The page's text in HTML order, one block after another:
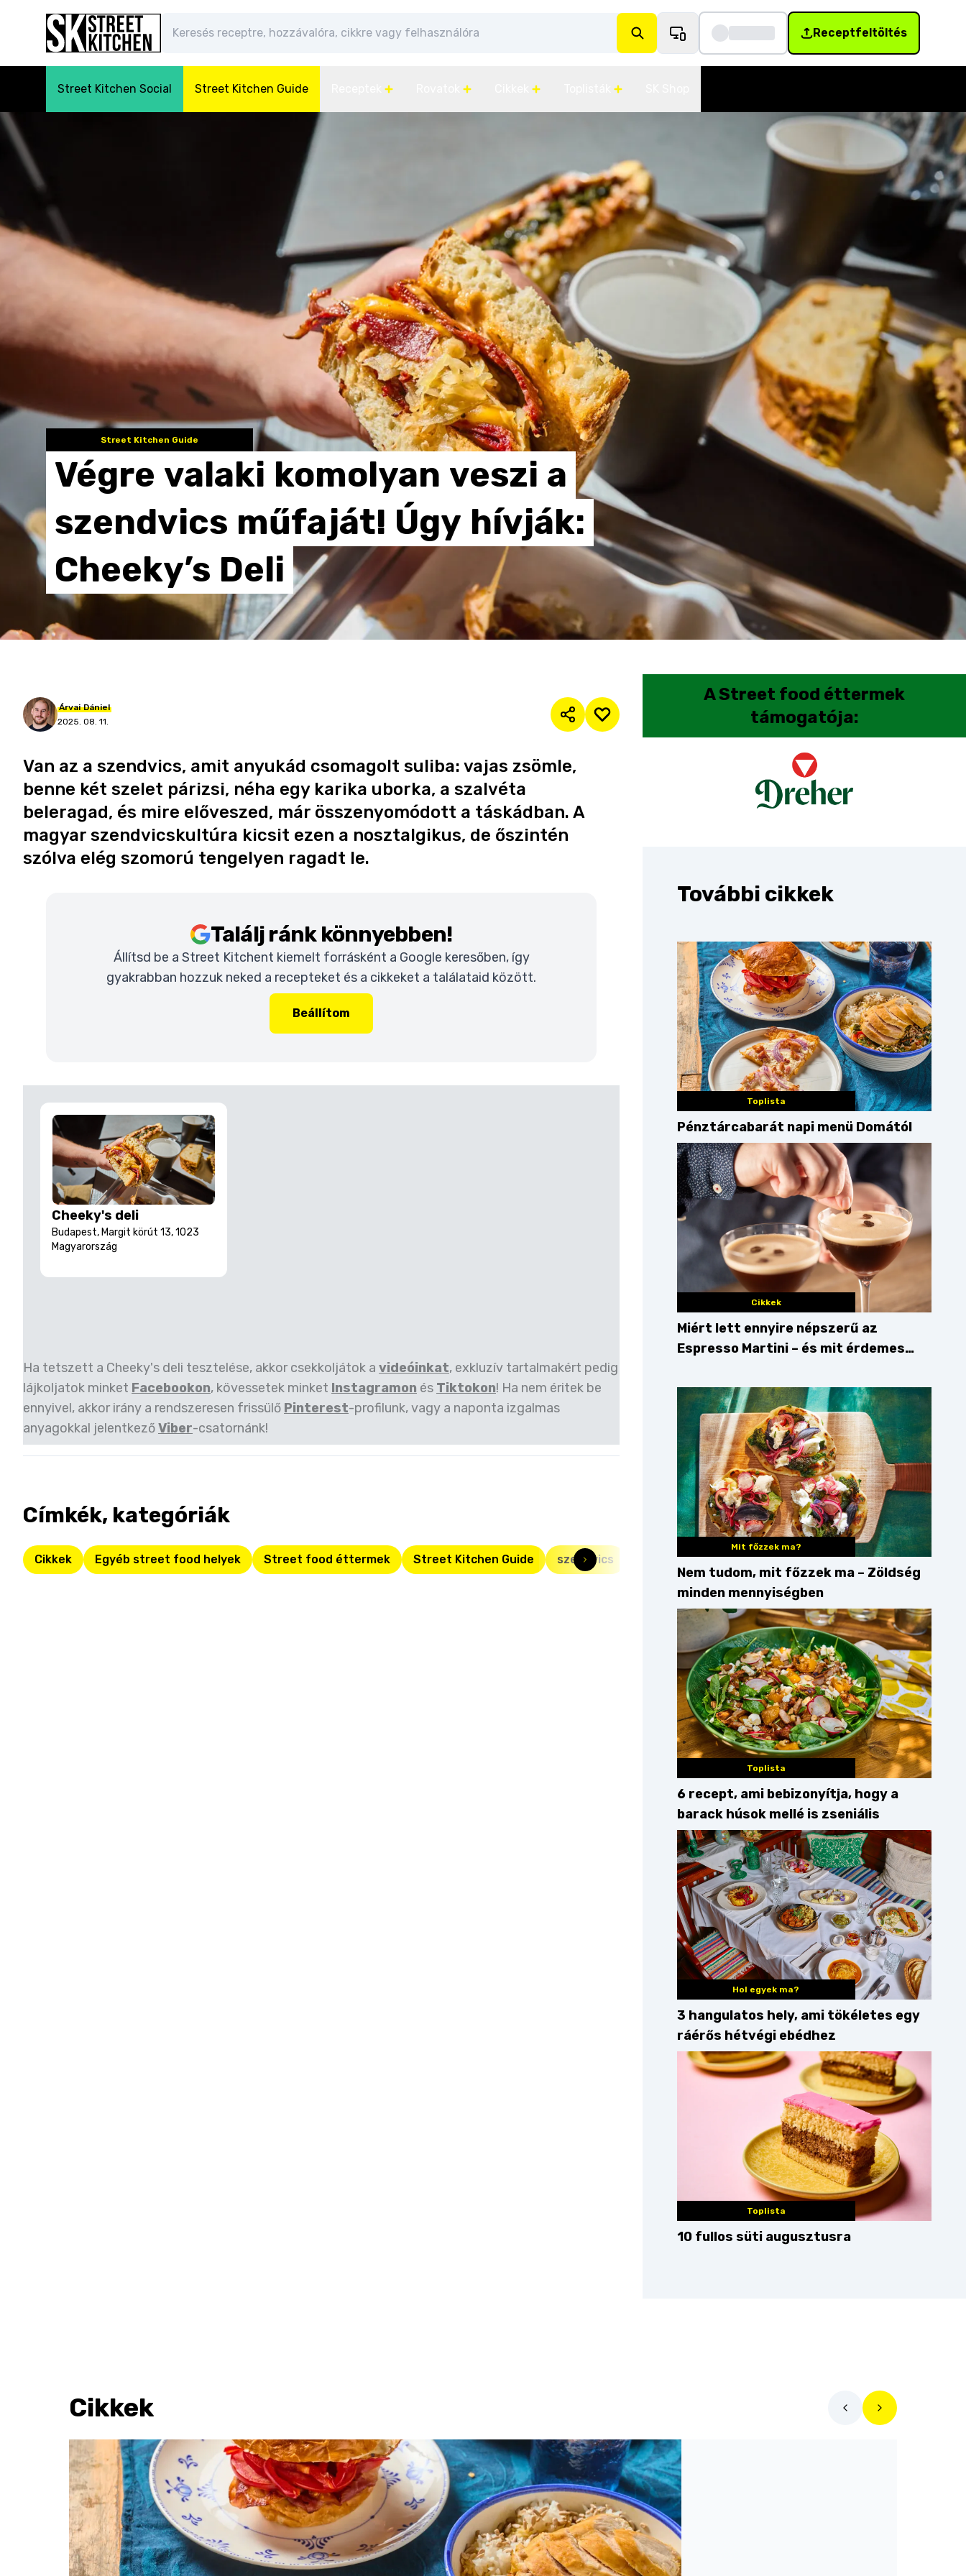
Receptfeltöltés
Street Kitchen Social Street Kitchen Guide
Street Kitchen Guide
Végre valaki komolyan veszi a
szendvics műfaját! Úgy hívják:
Cheeky’s Deli
Árvai Dániel
2025. 08. 11.
Van az a szendvics, amit anyukád csomagolt suliba: vajas zsömle,
benne két szelet párizsi, néha egy karika uborka, a szalvéta
beleragad, és mire előveszed, már összenyomódott a táskádban. A
magyar szendvicskultúra kicsit ezen a nosztalgikus, de őszintén
szólva elég szomorú tengelyen ragadt le.
Találj ránk könnyebben!
Állítsd be a Street Kitchent kiemelt forrásként a Google keresőben, így
gyakrabban hozzuk neked a recepteket és a cikkeket a találataid között.
Beállítom
Cheeky's deli
Budapest, Margit körút 13, 1023
Magyarország
Ha tetszett a Cheeky's deli tesztelése, akkor csekkoljátok a videóinkat, exkluzív tartalmakért pedig
lájkoljatok minket Facebookon, kövessetek minket Instagramon és Tiktokon! Ha nem éritek be
ennyivel, akkor irány a rendszeresen frissülő Pinterest-profilunk, vagy a naponta izgalmas
anyagokkal jelentkezőViber-csatornánk!
Címkék, kategóriák
Cikkek Egyéb street food helyek Street food éttermek Street Kitchen Guide szendvics budapest budapesti street food
AStreet food éttermek
támogatója:
További cikkek
Toplista
Pénztárcabarát napi menü Domától
Cikkek
Miért lett ennyire népszerű az
Espresso Martini – és mit érdemes
Mit főzzek ma?
Nem tudom, mit főzzek ma – Zöldség
minden mennyiségben
Toplista
6 recept, ami bebizonyítja, hogy a
barack húsok mellé is zseniális
Hol egyek ma?
3 hangulatos hely, ami tökéletes egy
ráérős hétvégi ebédhez
Toplista
10 fullos süti augusztusra
Cikkek